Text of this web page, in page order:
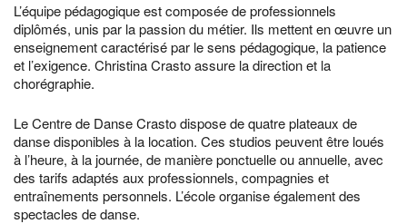
L’équipe pédagogique est composée de professionnels
diplômés, unis par la passion du métier. Ils mettent en œuvre un
enseignement caractérisé par le sens pédagogique, la patience
et l’exigence. Christina Crasto assure la direction et la
chorégraphie.
Le Centre de Danse Crasto dispose de quatre plateaux de
danse disponibles à la location. Ces studios peuvent être loués
à l’heure, à la journée, de manière ponctuelle ou annuelle, avec
des tarifs adaptés aux professionnels, compagnies et
entraînements personnels. L’école organise également des
spectacles de danse.